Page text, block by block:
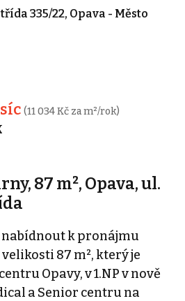
335/22, Opava - Město
(11 034 Kč za m²/rok)
87 m², Opava, ul.
k pronájmu
87 m², který je
Opavy, v 1.NP v nově
a Senior centru na